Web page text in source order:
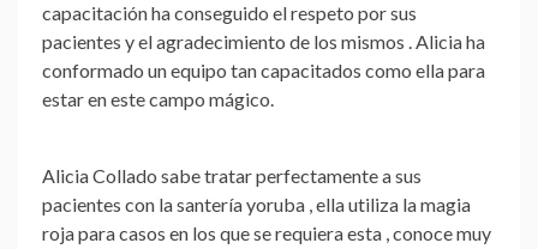
capacitación ha conseguido el respeto por sus
pacientes y el agradecimiento de los mismos . Alicia ha
conformado un equipo tan capacitados como ella para
estar en este campo mágico.
Alicia Collado sabe tratar perfectamente a sus
pacientes con la santería yoruba , ella utiliza la magia
roja para casos en los que se requiera esta , conoce muy